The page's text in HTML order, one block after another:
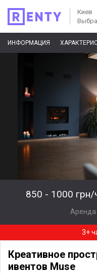
Киев
ИНФОРМАЦИЯ
850 - 1000 грн/
Аренда
3+
Креативное
ивентов Muse